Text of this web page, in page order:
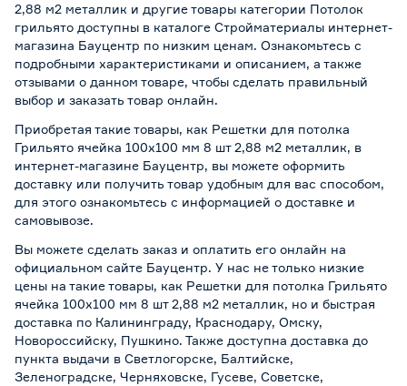
2,88 м2 металлик и другие товары категории Потолок
грильято доступны в каталоге Стройматериалы интернет-
магазина Бауцентр по низким ценам. Ознакомьтесь с
подробными характеристиками и описанием, а также
отзывами о данном товаре, чтобы сделать правильный
выбор и заказать товар онлайн.
Приобретая такие товары, как Решетки для потолка
Грильято ячейка 100х100 мм 8 шт 2,88 м2 металлик, в
интернет-магазине Бауцентр, вы можете оформить
доставку или получить товар удобным для вас способом,
для этого ознакомьтесь с информацией о доставке и
самовывозе.
Вы можете сделать заказ и оплатить его онлайн на
официальном сайте Бауцентр. У нас не только низкие
цены на такие товары, как Решетки для потолка Грильято
ячейка 100х100 мм 8 шт 2,88 м2 металлик, но и быстрая
доставка по Калининграду, Краснодару, Омску,
Новороссийску, Пушкино. Также доступна доставка до
пункта выдачи в Светлогорске, Балтийске,
Зеленоградске, Черняховске, Гусеве, Советске,